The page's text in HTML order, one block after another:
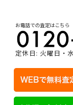
お電話での査定はこちら
定休日: 火曜日・